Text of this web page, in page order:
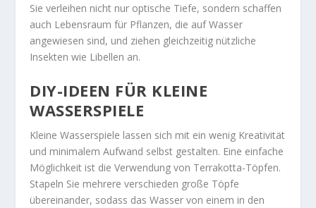
Sie verleihen nicht nur optische Tiefe, sondern schaffen
auch Lebensraum für Pflanzen, die auf Wasser
angewiesen sind, und ziehen gleichzeitig nützliche
Insekten wie Libellen an.
DIY-IDEEN FÜR KLEINE
WASSERSPIELE
Kleine Wasserspiele lassen sich mit ein wenig Kreativität
und minimalem Aufwand selbst gestalten. Eine einfache
Möglichkeit ist die Verwendung von Terrakotta-Töpfen.
Stapeln Sie mehrere verschieden große Töpfe
übereinander, sodass das Wasser von einem in den